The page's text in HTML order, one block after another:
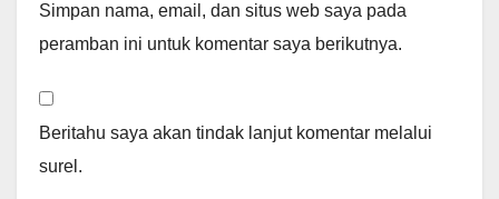
Simpan nama, email, dan situs web saya pada
peramban ini untuk komentar saya berikutnya.
Beritahu saya akan tindak lanjut komentar melalui
surel.